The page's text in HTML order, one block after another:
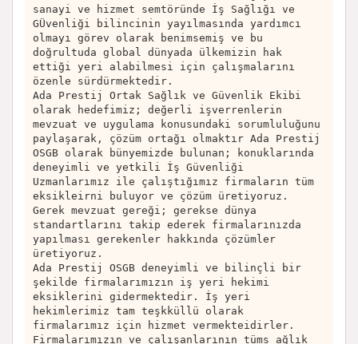
sanayi ve hizmet semtöründe İş Sağlığı ve
GÜvenliği bilincinin yayılmasında yardımcı
olmayı görev olarak benimsemiş ve bu
doğrultuda global dünyada ülkemizin hak
ettiği yeri alabilmesi için çalışmalarını
özenle sürdürmektedir.
Ada Prestij Ortak Sağlık ve Güvenlik Ekibi
olarak hedefimiz; değerli işverrenlerin
mevzuat ve uygulama konusundaki sorumluluğunu
paylaşarak, çözüm ortağı olmaktır Ada Prestij
OSGB olarak bünyemizde bulunan; konuklarında
deneyimli ve yetkili İş Güvenliği
Uzmanlarımız ile çalıştığımız firmaların tüm
eksikleirni buluyor ve çözüm üretiyoruz.
Gerek mevzuat gereği; gerekse dünya
standartlarını takip ederek firmalarınızda
yapılması gerekenler hakkında çözümler
üretiyoruz.
Ada Prestij OSGB deneyimli ve bilinçli bir
şekilde firmalarımızın iş yeri hekimi
eksiklerini gidermektedir. İş yeri
hekimlerimiz tam teşkküllü olarak
firmalarımız için hizmet vermekteidirler.
Firmalarımızın ve çalışanlarının tüms ağlık